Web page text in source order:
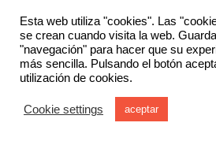
aceite?, o ¿porqué han de
lubricantes en los
relojes?. A estas
otras similares, es a las
libros de Teoría de Relojería.
Esta web utiliza "cookies". Las
se crean cuando visita la web.
"navegación" para hacer que su
más sencilla. Pulsando el botón
utilización de cookies.
Cookie settings aceptar